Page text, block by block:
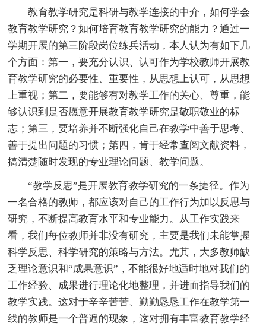
教育教学研究是科研与教学连接的中介，如何学会
教育教学研究？如何培育教育教学研究的能力？通过一
学期开展的第三阶段岗位练兵活动，本人认为有如下几
个方面：第一，要充分认识、认可作为学校教师开展教
育教学研究的必要性、重要性，从思想上认可，从思想
上重视；第二，要能够有对教学工作的关心、尊重，能
够认识到是否愿意开展教育教学研究是敬职敬业的标
志；第三，要培养并不断强化自己在教学中善于思考、
善于提出问题的习惯；第四，肯于经常查阅文献资料，
搞清楚随时发现的专业理论问题、教学问题。
“教学反思”是开展教育教学研究的一条捷径。作为
一名合格的教师，都应该对自己的工作行为加以反思与
研究，不断提高教育水平和专业能力。从工作实践来
看，我们每位教师并非没有研究，主要是我们未能掌握
科学反思、科学研究的策略与方法。尤其，大多教师缺
乏理论意识和“成果意识”，不能很好地适时地对我们的
工作经验、成果进行理论化地整理，并进而指导我们的
教学实践。这对于辛辛苦苦、勤勤恳恳工作在教学第一
线的教师是一个普遍的现象，这对拥有丰富教育教学经